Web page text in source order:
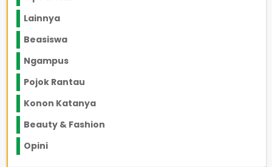
Lainnya
Beasiswa
Ngampus
Pojok Rantau
Konon Katanya
Beauty & Fashion
Opini